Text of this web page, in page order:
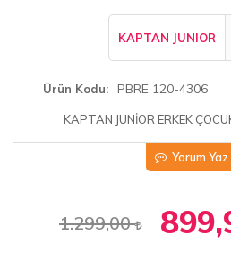
KAPTAN JUNIOR
Ürün Kodu PBRE 120-4306
KAPTAN JUNİOR ERKEK
Yorum Yaz
1.299,00